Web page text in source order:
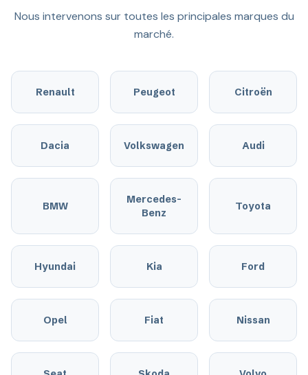
Nous intervenons sur toutes les principales marques du
marché.
Renault Peugeot Citroën
Dacia Volkswagen Audi
BMW
Mercedes-
Benz
Toyota
Hyundai Kia Ford
Opel Fiat Nissan